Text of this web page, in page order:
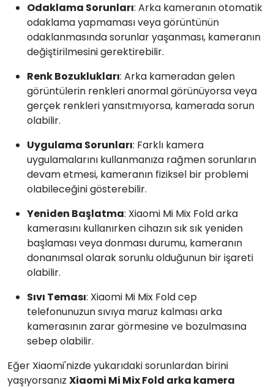
Odaklama Sorunları: Arka kameranın otomatik
odaklama yapmaması veya görüntünün
odaklanmasında sorunlar yaşanması, kameranın
değiştirilmesini gerektirebilir.
Renk Bozuklukları: Arka kameradan gelen
görüntülerin renkleri anormal görünüyorsa veya
gerçek renkleri yansıtmıyorsa, kamerada sorun
olabilir.
Uygulama Sorunları: Farklı kamera
uygulamalarını kullanmanıza rağmen sorunların
devam etmesi, kameranın fiziksel bir problemi
olabileceğini gösterebilir.
Yeniden Başlatma: Xiaomi Mi Mix Fold arka
kamerasını kullanırken cihazın sık sık yeniden
başlaması veya donması durumu, kameranın
donanımsal olarak sorunlu olduğunun bir işareti
olabilir.
Sıvı Teması: Xiaomi Mi Mix Fold cep
telefonunuzun sıvıya maruz kalması arka
kamerasının zarar görmesine ve bozulmasına
sebep olabilir.
Eğer Xiaomi'nizde yukarıdaki sorunlardan birini
yaşıyorsanız Xiaomi Mi Mix Fold arka kamera